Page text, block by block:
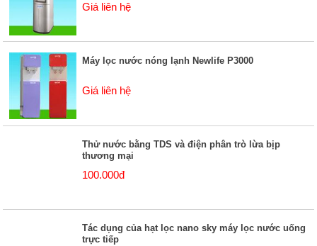
Giá liên hệ
Máy lọc nước nóng lạnh Newlife P3000
Giá liên hệ
Thử nước bằng TDS và điện phân trò lừa bịp
thương mại
100.000đ
Tác dụng của hạt lọc nano sky máy lọc nước uống
trực tiếp